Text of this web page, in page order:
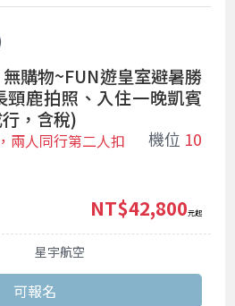
無購物~FUN遊皇室避暑勝
頸鹿拍照、入住一晚凱賓
，含稅)
機位 10
兩人同行第二人扣
星宇航空
NT$42,800 起